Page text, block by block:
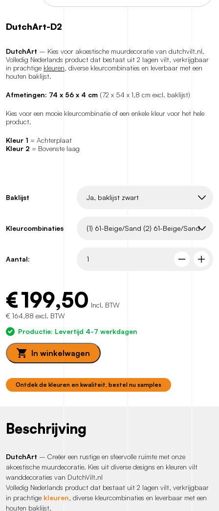
DutchArt-D2
DutchArt – Kies voor akoestische muurdecoratie van dutchvilt.nl.
Volledig Nederlands product dat bestaat uit 2 lagen vilt, verkrijgbaar
in prachtige kleuren, diverse kleurcombinaties en leverbaar met een
houten baklijst.
Afmetingen: 74 x 56 x 4 cm (72 x 54 x 1,8 cm excl. baklijst)
Kies voor een mooie kleurcombinatie of een enkele kleur voor het hele
product.
Kleur 1 = Achterplaat
Kleur 2 = Bovenste laag
Baklijst
Kleurcombinaties
Aantal:
€199,50 Incl. BTW
€ 164,88 excl. BTW
Productie: Levertijd 4-7 werkdagen
In winkelwagen
Ontdek de kleuren en kwaliteit, bestel nu samples
Beschrijving
DutchArt – Creëer een rustige en sfeervolle ruimte met onze
akoestische muurdecoratie. Kies uit diverse designs en kleuren vilt
wanddecoraties van DutchVilt.nl
Volledig Nederlands product dat bestaat uit 2 lagen vilt, verkrijgbaar
in prachtige kleuren, diverse kleurcombinaties en leverbaar met een
houten baklijst.